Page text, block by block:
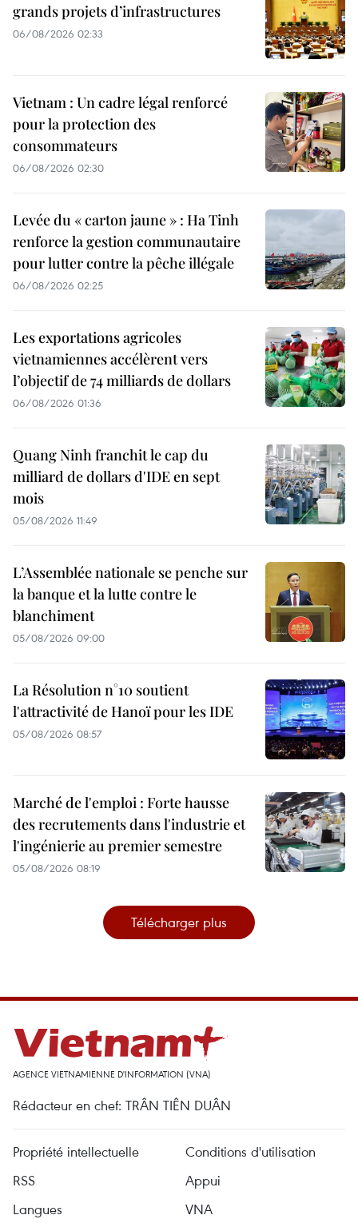
grands projets d’infrastructures
06/08/2026 02:33
Vietnam : Un cadre légal renforcé
pour la protection des
consommateurs
06/08/2026 02:30
Levée du « carton jaune » : Ha Tinh
renforce la gestion communautaire
pour lutter contre la pêche illégale
06/08/2026 02:25
Les exportations agricoles
vietnamiennes accélèrent vers
l’objectif de 74 milliards de dollars
06/08/2026 01:36
Quang Ninh franchit le cap du
milliard de dollars d'IDE en sept
mois
05/08/2026 11:49
L’Assemblée nationale se penche sur
la banque et la lutte contre le
blanchiment
05/08/2026 09:00
La Résolution n°10 soutient
l'attractivité de Hanoï pour les IDE
05/08/2026 08:57
Marché de l'emploi : Forte hausse
des recrutements dans l'industrie et
l'ingénierie au premier semestre
05/08/2026 08:19
Télécharger plus
AGENCE VIETNAMIENNE D'INFORMATION (VNA)
Rédacteur en chef: TRÂN TIÊN DUÂN
Propriété intellectuelle
Conditions d'utilisation
RSS
Appui
Langues
VNA